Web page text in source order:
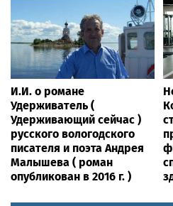
И.И. о романе
Удерживатель (
Удерживающий сейчас )
русского вологодского
писателя и поэта Андрея
Малышева ( роман
опубликован в 2016 г. )